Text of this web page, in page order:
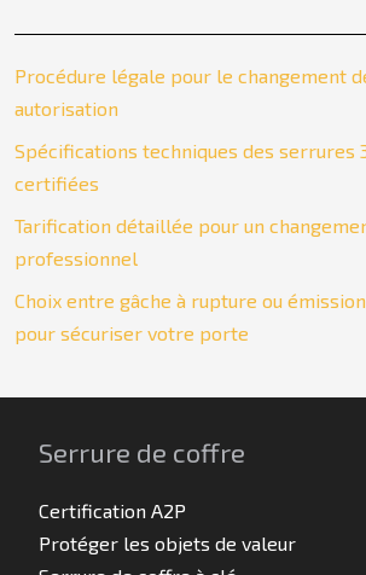
Procédure légale pour le changement
autorisation
Spécifications techniques des serrures
certifiées
Tarification détaillée pour un
professionnel
Choix entre gâche à rupture ou
pour sécuriser votre porte
Serrure de coffre
Certification A2P
Protéger les objets de valeur